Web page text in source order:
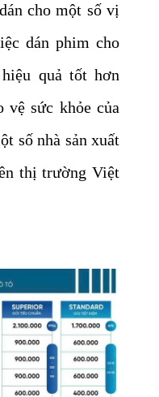
cho một số vị
dán phim cho
quả tốt hơn
vệ sức khỏe của
số nhà sản xuất
thị trường Việt